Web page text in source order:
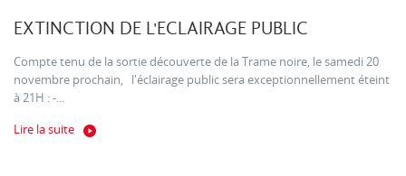
EXTINCTION DE L'ECLAIRAGE PUBLIC
Compte tenu de la sortie découverte de la Trame noire, le samedi 20
novembre prochain, l'éclairage public sera exceptionnellement éteint
à 21H : -...
Lire la suite